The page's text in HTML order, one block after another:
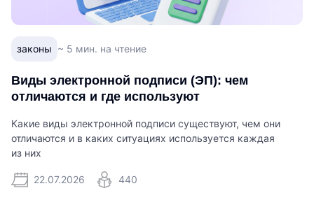
законы ~ 5 мин. на чтение
Виды электронной подписи (ЭП): чем
отличаются и где используют
Какие виды электронной подписи существуют, чем они
отличаются и в каких ситуациях используется каждая
из них
22.07.2026 440